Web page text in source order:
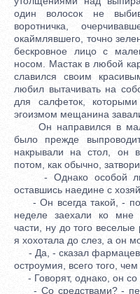
один волосок не
воротничка,
окаймлявшего, точно
бескровное лицо с
носом. Мастак в любой
славился своим
любил вытачивать на
для салфеток,
эгоизмом мещанина
Он направился в
было прежде
накрывали на стол, он
потом, как обычно,
- Однако особой
оставшись наедине с
- Он всегда такой, -
неделе заехали ко мне
части, ну до того
я хохотала до слез, а он
- Да, - сказал
остроумия, всего того,
- Говорят, однако, он со
- Со средствами? -